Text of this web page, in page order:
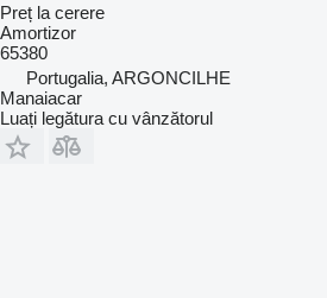
Preț la cerere
Amortizor
65380
Portugalia, ARGONCILHE
Manaiacar
Luați legătura cu vânzătorul